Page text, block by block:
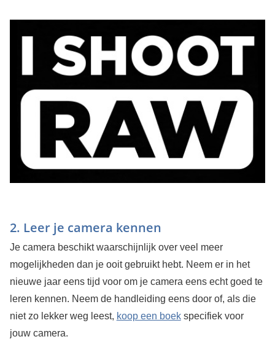
2. Leer je camera kennen
Je camera beschikt waarschijnlijk over veel meer
mogelijkheden dan je ooit gebruikt hebt. Neem er in het
nieuwe jaar eens tijd voor om je camera eens echt goed te
leren kennen. Neem de handleiding eens door of, als die
niet zo lekker weg leest, koop een boekspecifiek voor
jouw camera.